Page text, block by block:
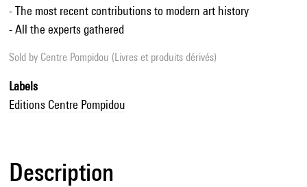
- The most recent contributions to modern art history
- All the experts gathered
Sold by Centre Pompidou (Livres et produits dérivés)
Labels
Editions Centre Pompidou
Description